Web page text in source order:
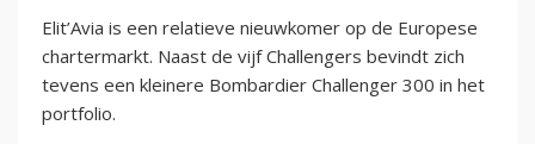
Elit’Avia is een relatieve nieuwkomer op de Europese
chartermarkt. Naast de vijf Challengers bevindt zich
tevens een kleinere Bombardier Challenger 300 in het
portfolio.